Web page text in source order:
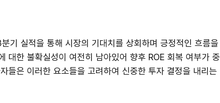
기 실적을 통해 시장의 기대치를 상회하며 긍정적인 흐름을
대한 불확실성이 여전히 남아있어 향후 ROE 회복 여부가 중
들은 이러한 요소들을 고려하여 신중한 투자 결정을 내리는